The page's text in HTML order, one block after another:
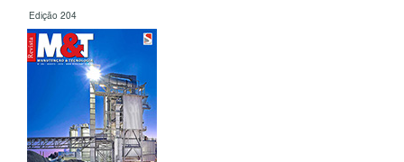
Edição 204